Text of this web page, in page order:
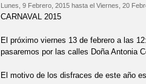
Lunes, 9 Febrero, 2015hasta el Viernes, 20
CARNAVAL 2015
El próximo viernes 13 de febrero a las
pasaremos por las calles Doña Antonia
El motivo de los disfraces de este año